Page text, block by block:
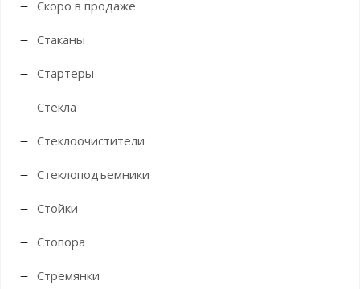
Скоро в продаже
Стаканы
Стартеры
Стекла
Стеклоочистители
Стеклоподъемники
Стойки
Стопора
Стремянки